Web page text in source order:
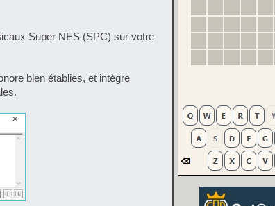
Super NES (SPC) sur votre
bien établies, et intègre